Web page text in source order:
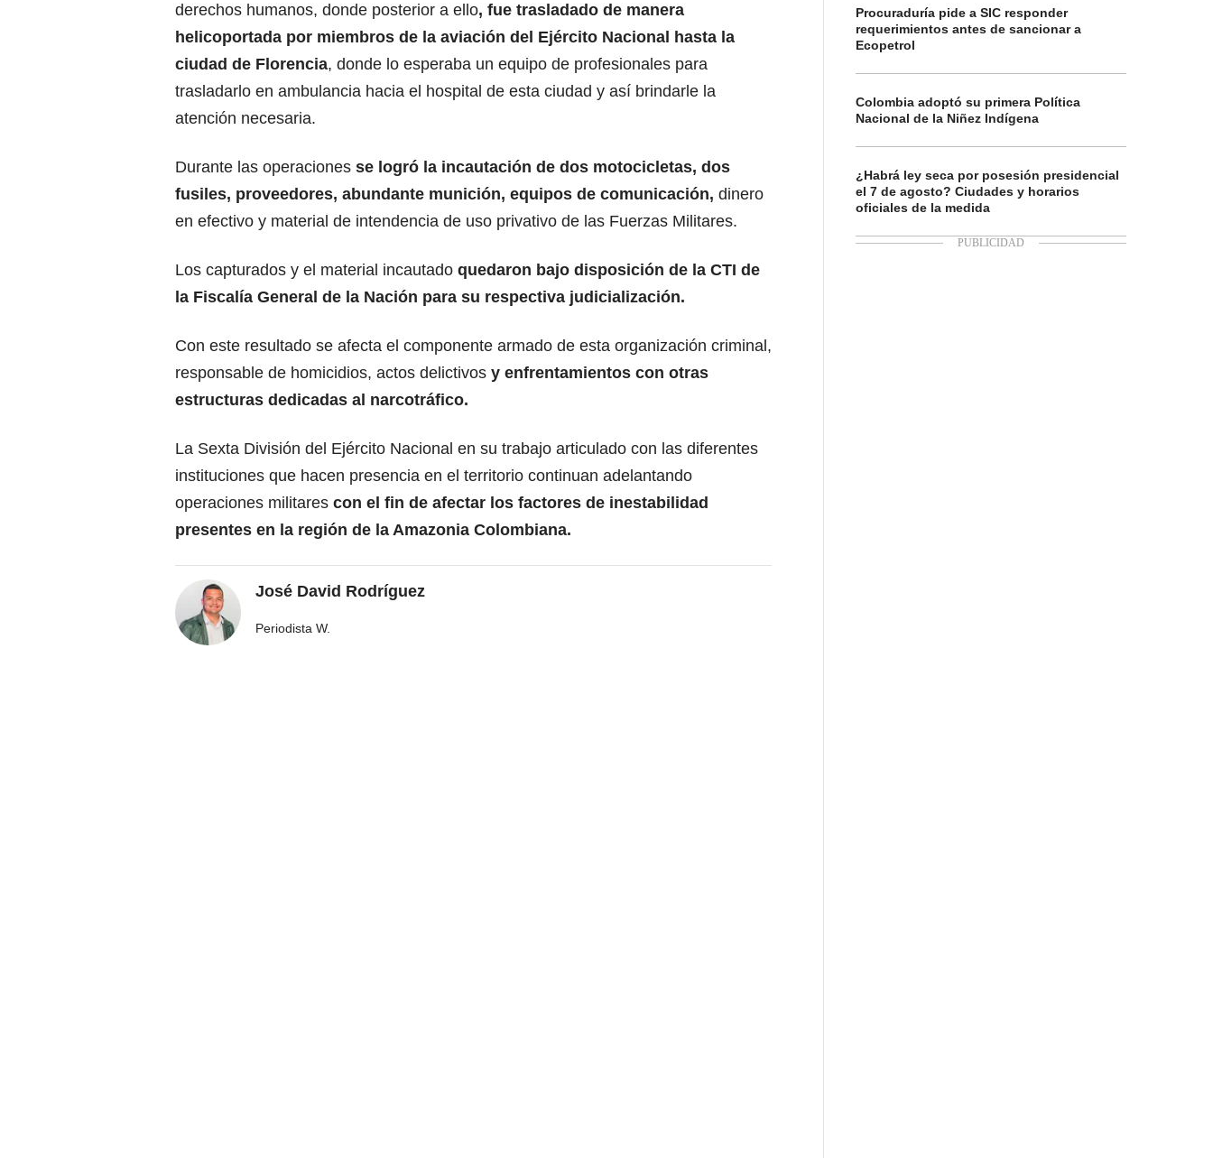
derechos humanos, donde posterior a ello, fue trasladado de manera
helicoportada por miembros de la aviación del Ejército Nacional hasta la
ciudad de Florencia, donde lo esperaba un equipo de profesionales para
trasladarlo en ambulancia hacia el hospital de esta ciudad y así brindarle la
atención necesaria.
Durante las operaciones se logró la incautación de dos motocicletas, dos
fusiles, proveedores, abundante munición, equipos de comunicación, dinero
en efectivo y material de intendencia de uso privativo de las Fuerzas Militares.
Los capturados y el material incautado quedaron bajo disposición de la CTI de
la Fiscalía General de la Nación para su respectiva judicialización.
Con este resultado se afecta el componente armado de esta organización criminal,
responsable de homicidios, actos delictivos y enfrentamientos con otras
estructuras dedicadas al narcotráfico.
La Sexta División del Ejército Nacional en su trabajo articulado con las diferentes
instituciones que hacen presencia en el territorio continuan adelantando
operaciones militares con el fin de afectar los factores de inestabilidad
presentes en la región de la Amazonia Colombiana.
José David Rodríguez
Periodista W.
Procuraduría pide a SIC responder
requerimientos antes de sancionar a
Ecopetrol
Colombia adoptó su primera Política
Nacional de la Niñez Indígena
¿Habrá ley seca por posesión presidencial
el 7 de agosto? Ciudades y horarios
oficiales de la medida